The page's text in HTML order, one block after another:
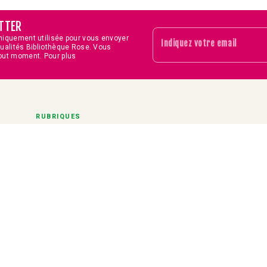
utilisée pour vous envoyer
Bibliothèque Rose. Vous
moment. Pour plus
Indiquez votre email
RUBRIQUES